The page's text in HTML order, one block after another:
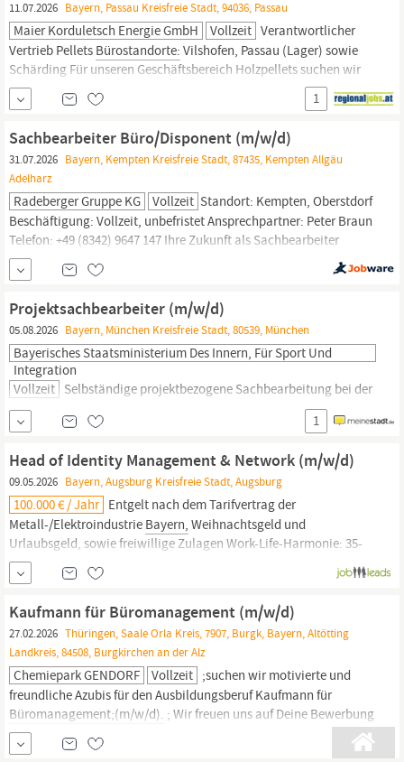
der VersicherungskammerBayern.Beratung &...
11.07.2026 Bayern, Passau Kreisfreie Stadt, 94036, Passau
Maier Korduletsch Energie GmbH Vollzeit Verantwortlicher
Vertrieb Pellets Bürostandorte: Vilshofen, Passau (Lager) sowie
Schärding Für unseren Geschäftsbereich Holzpellets suchen wir
eine erfahrene Vertriebspersönlichkeit, die Verantwortung
übernimmt, das Geschäftsfeld aktiv steuert und gemeinsam mit
dem Vertriebsleiter Energie unser Pelletsgeschäft in
(Niederbayern,...
1
Sachbearbeiter Büro/Disponent (m/w/d)
31.07.2026 Bayern, Kempten Kreisfreie Stadt, 87435, Kempten Allgäu
Adelharz
Radeberger Gruppe KG Vollzeit Standort: Kempten, Oberstdorf
Beschäftigung: Vollzeit, unbefristet Ansprechpartner: Peter Braun
Telefon: +49 (8342) 9647 147 Ihre Zukunft als Sachbearbeiter
Büro/Disponent (m/w/d) Vollzeit, unbefristet - Logistik im Herzen
des Allgäus Ihre Aufgabe Sie übernehmen vielfältige Aufgaben -
Als Mitglied unseres Logistik-Teams
Projektsachbearbeiter (m/w/d)
05.08.2026 Bayern, München Kreisfreie Stadt, 80539, München
Bayerisches Staatsministerium Des Innern, Für Sport Und
Integration
Vollzeit Selbständige projektbezogene Sachbearbeitung bei der
Auswahl, Bewertung und Begleitung von Modell- und
Testregionen inBayern,
Bürokratieabbaus
Verwaltungsrecht zu erproben Selbständige Kommunikation und
koordinierende Abstimmungen mit kommunalen Modell- und...
1
Head of Identity Management & Network (m/w/d)
09.05.2026 Bayern, Augsburg Kreisfreie Stadt, Augsburg
100.000 € / Jahr Entgelt nach dem Tarifvertrag der
Metall-/Elektroindustrie Bayern, Weihnachtsgeld und
Urlaubsgeld, sowie freiwillige Zulagen Work-Life-Harmonie: 35-
Stunden-Woche, Arbeitszeitkonto, 30 Tage Urlaub, (flexible
Arbeitszeitmodelle, mobiles Arbeiten möglich, Kinderbetreuung
möglich), Mitarbeitervorteile: Vergünstigtes Deutschlandticket,
Fahrradleasing- /und...
Kaufmann für Büromanagement (m/w/d)
27.02.2026 Thüringen, Saale Orla Kreis, 7907, Burgk, Bayern, Altötting
Landkreis, 84508, Burgkirchen an der Alz
Chemiepark GENDORF Vollzeit ;suchen wir motivierte und
freundliche Azubis für den Ausbildungsberuf Kaufmann für
Büromanagement;(m/w/d). ; Wir freuen uns auf Deine Bewerbung
zum Ausbildungsstart 2026! ; Moderne
bringt jeden
Tag etwas Neues mit sich. Als Kaufmann/-frau für